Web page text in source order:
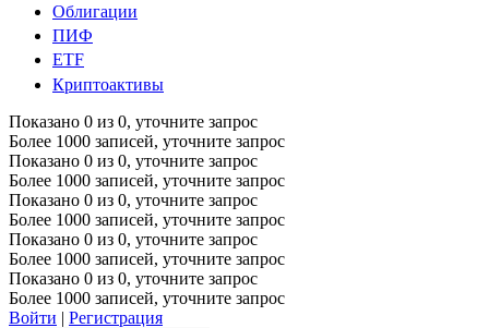
Облигации
ПИФ
ETF
Криптоактивы
Показано 0 из 0, уточните запрос
Более 1000 записей, уточните запрос
Показано 0 из 0, уточните запрос
Более 1000 записей, уточните запрос
Показано 0 из 0, уточните запрос
Более 1000 записей, уточните запрос
Показано 0 из 0, уточните запрос
Более 1000 записей, уточните запрос
Показано 0 из 0, уточните запрос
Более 1000 записей, уточните запрос
Войти | Регистрация